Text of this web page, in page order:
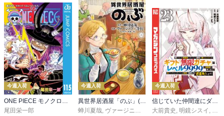
今週入荷
ONE PIECE モノクロ版 115
尾田栄一郎
今週入荷
異世界居酒屋「のぶ」(22)
蝉川夏哉, ヴァージニア二等兵 ,転
今週入荷
信じていた仲間達にダンジョン奥地で殺されかけたがギフト『無限ガチャ』でレベル９９９９の仲間達を手に入れて元パーティーメンバーと世界に復讐＆『ざまぁ！』します！（２３）
大前貴史 , 明鏡シスイ , ｔ